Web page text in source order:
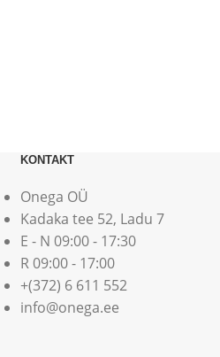
KONTAKT
Onega OÜ
Kadaka tee 52, Ladu 7
E - N 09:00 - 17:30
R 09:00 - 17:00
+(372) 6 611 552
info@onega.ee